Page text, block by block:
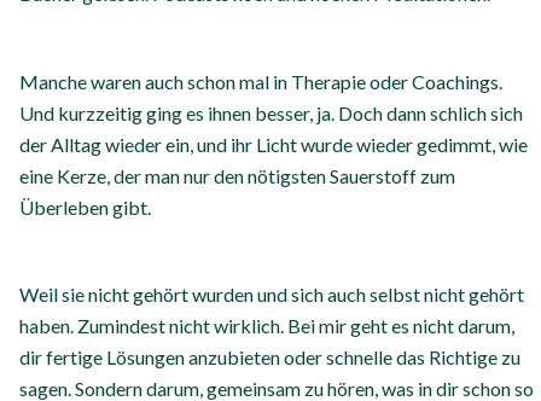
Manche waren auch schon mal in Therapie oder Coachings.
Und kurzzeitig ging es ihnen besser, ja. Doch dann schlich sich
der Alltag wieder ein, und ihr Licht wurde wieder gedimmt, wie
eine Kerze, der man nur den nötigsten Sauerstoff zum
Überleben gibt.
Weil sie nicht gehört wurden und sich auch selbst nicht gehört
haben. Zumindest nicht wirklich. Bei mir geht es nicht darum,
dir fertige Lösungen anzubieten oder schnelle das Richtige zu
sagen. Sondern darum, gemeinsam zu hören, was in dir schon so